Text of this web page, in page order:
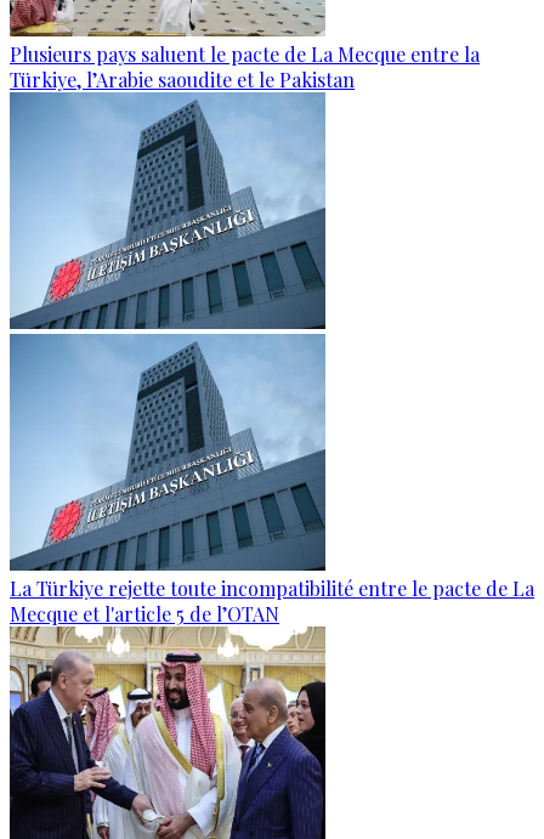
Plusieurs pays saluent le pacte de La Mecque entre la
Türkiye, l’Arabie saoudite et le Pakistan
La Türkiye rejette toute incompatibilité entre le pacte de La
Mecque et l'article 5 de l’OTAN